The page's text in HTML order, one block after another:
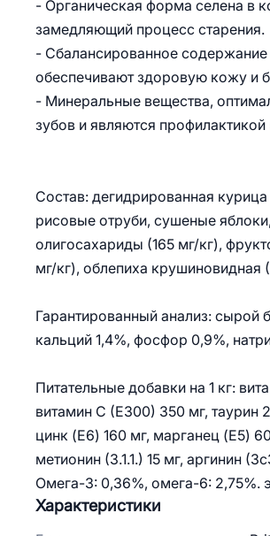
- Органическая форма селена в
замедляющий процесс старения.
- Сбалансированное
обеспечивают здоровую кожу и
- Минеральные вещества,
зубов и являются
Состав: дегидрированная
рисовые отруби, сушеные
олигосахариды (165 мг/кг),
мг/кг), облепиха крушиновидная
Гарантированный анализ: сырой
кальций 1,4%, фосфор 0,9%,
Питательные добавки на 1 кг:
витамин C (E300) 350 мг, таурин
цинк (E6) 160 мг, марганец (E5)
метионин (3.1.1.) 15 мг, аргинин
Омега-3: 0,36%, омега-6: 2,75%.
Характеристики